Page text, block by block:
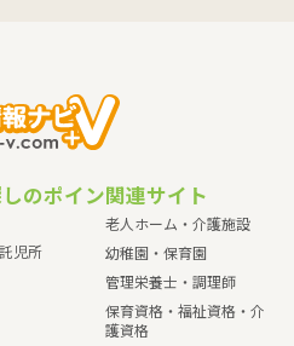
のポイン
児所
関連サイト
老人ホーム・介護施設
幼稚園・保育園
管理栄養士・調理師
保育資格・福祉資格・介
護資格